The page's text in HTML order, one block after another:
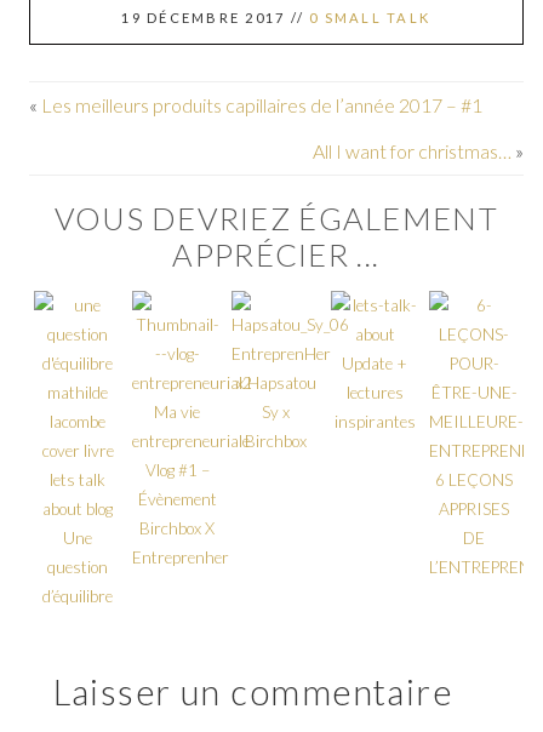
19 DÉCEMBRE 2017 // 0 SMALL TALK
« Les meilleurs produits capillaires de l’année 2017 – #1
All I want for christmas… »
VOUS DEVRIEZ ÉGALEMENT
APPRÉCIER ...
Une
question
d’équilibre
Ma vie
entrepreneuriale
Vlog #1 –
Évènement
Birchbox X
Entreprenher
EntreprenHer
x Hapsatou
Sy x
Birchbox
Update +
lectures
inspirantes
6 LEÇONS
APPRISES
DE
Laisser un commentaire